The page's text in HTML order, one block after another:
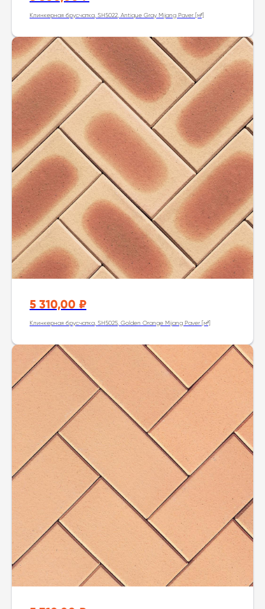
Клинкерная брусчатка, SH5022, Antique Gray Mijang Paver [м²]
5 310,00 ₽
Клинкерная брусчатка, SH5025, Golden Orange Mijang Paver [м²]